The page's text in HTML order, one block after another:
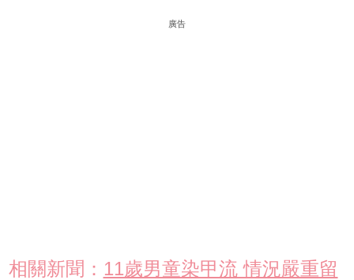
廣告
相關新聞： 11歲男童染甲流 情況嚴重留